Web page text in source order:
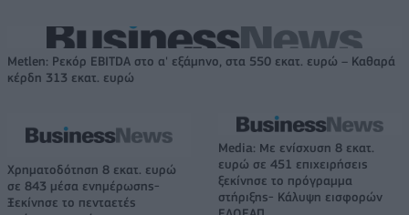
Metlen: Ρεκόρ EBITDA στο α' εξάμηνο, στα 550 εκατ. ευρώ – Καθαρά
κέρδη 313 εκατ. ευρώ
Χρηματοδότηση 8 εκατ. ευρώ
σε 843 μέσα ενημέρωσης-
Ξεκίνησε το πενταετές
Media: Με ενίσχυση 8 εκατ.
ευρώ σε 451 επιχειρήσεις
ξεκίνησε το πρόγραμμα
στήριξης- Κάλυψη εισφορών